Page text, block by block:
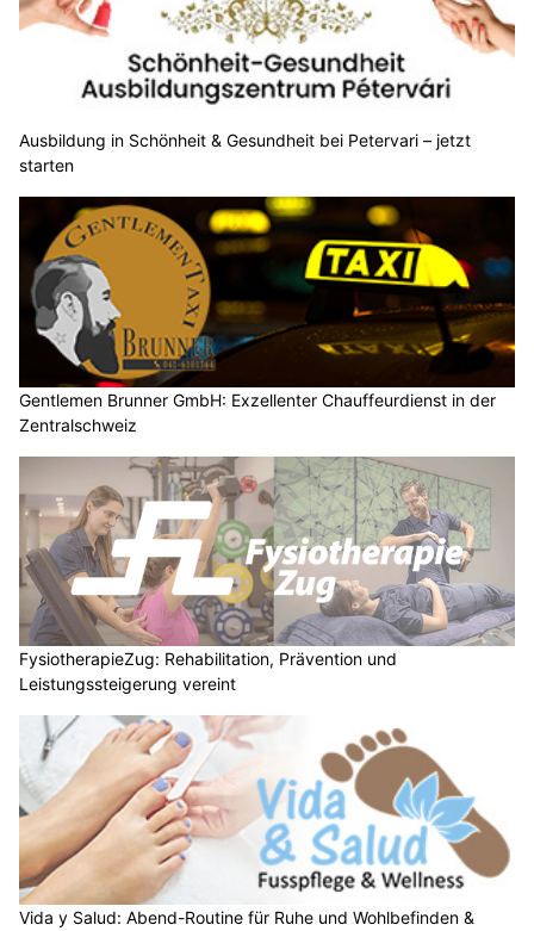
Ausbildung in Schönheit & Gesundheit bei Petervari – jetzt
starten
Gentlemen Brunner GmbH: Exzellenter Chauffeurdienst in der
Zentralschweiz
FysiotherapieZug: Rehabilitation, Prävention und
Leistungssteigerung vereint
Vida y Salud: Abend-Routine für Ruhe und Wohlbefinden &